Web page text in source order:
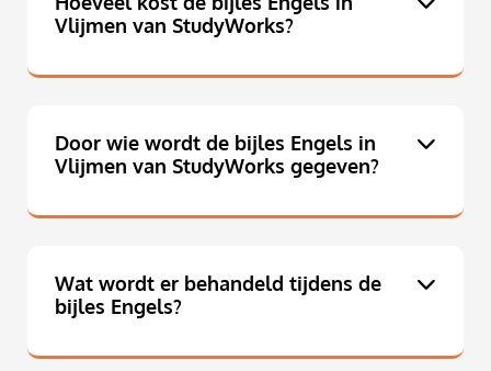
Vlijmen van StudyWorks?
Door wie wordt de bijles Engels in
Vlijmen van StudyWorks gegeven?
Wat wordt er behandeld tijdens de
bijles Engels?